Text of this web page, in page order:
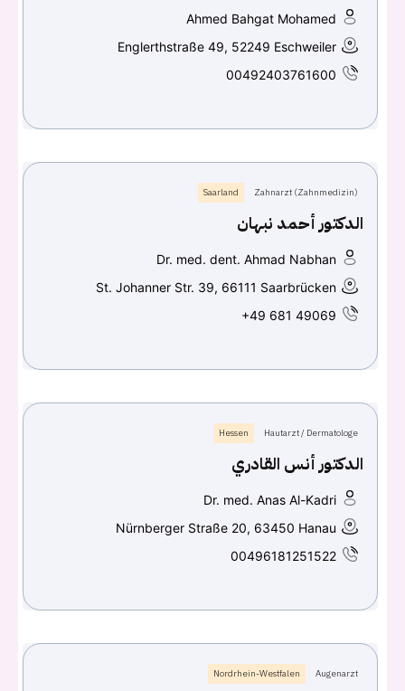
اسم المستخدم أو البريد الالكتروني
تسجيل الدخول
Continue withGoogle
Ahmed Bahgat Mohamed
Englerthstraße 49, 52249 Eschweiler
00492403761600
Zahnarzt (Zahnmedizin)
Saarland
الدكتور أحمد نبهان
Dr. med. dent. Ahmad Nabhan
St. Johanner Str. 39, 66111 Saarbrücken
+49 681 49069
Hautarzt / Dermatologe
Hessen
الدكتور أنس القادري
Dr. med. Anas Al-Kadri
Nürnberger Straße 20, 63450 Hanau
00496181251522
Augenarzt
Nordrhein-Westfalen